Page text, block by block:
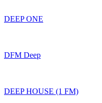
DEEP ONE
DFM Deep
DEEP HOUSE (1 FM)